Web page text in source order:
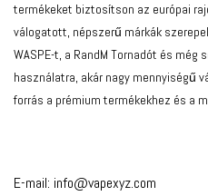
termékeket biztosítson az európai
válogatott, népszerű márkák
WASPE-t, a RandM Tornadót és még
használatra, akár nagy mennyiségű
forrás a prémium termékekhez és a
E-mail: info@vapexyz.com